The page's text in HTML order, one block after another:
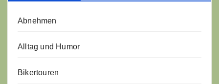
Abnehmen
Alltag und Humor
Bikertouren